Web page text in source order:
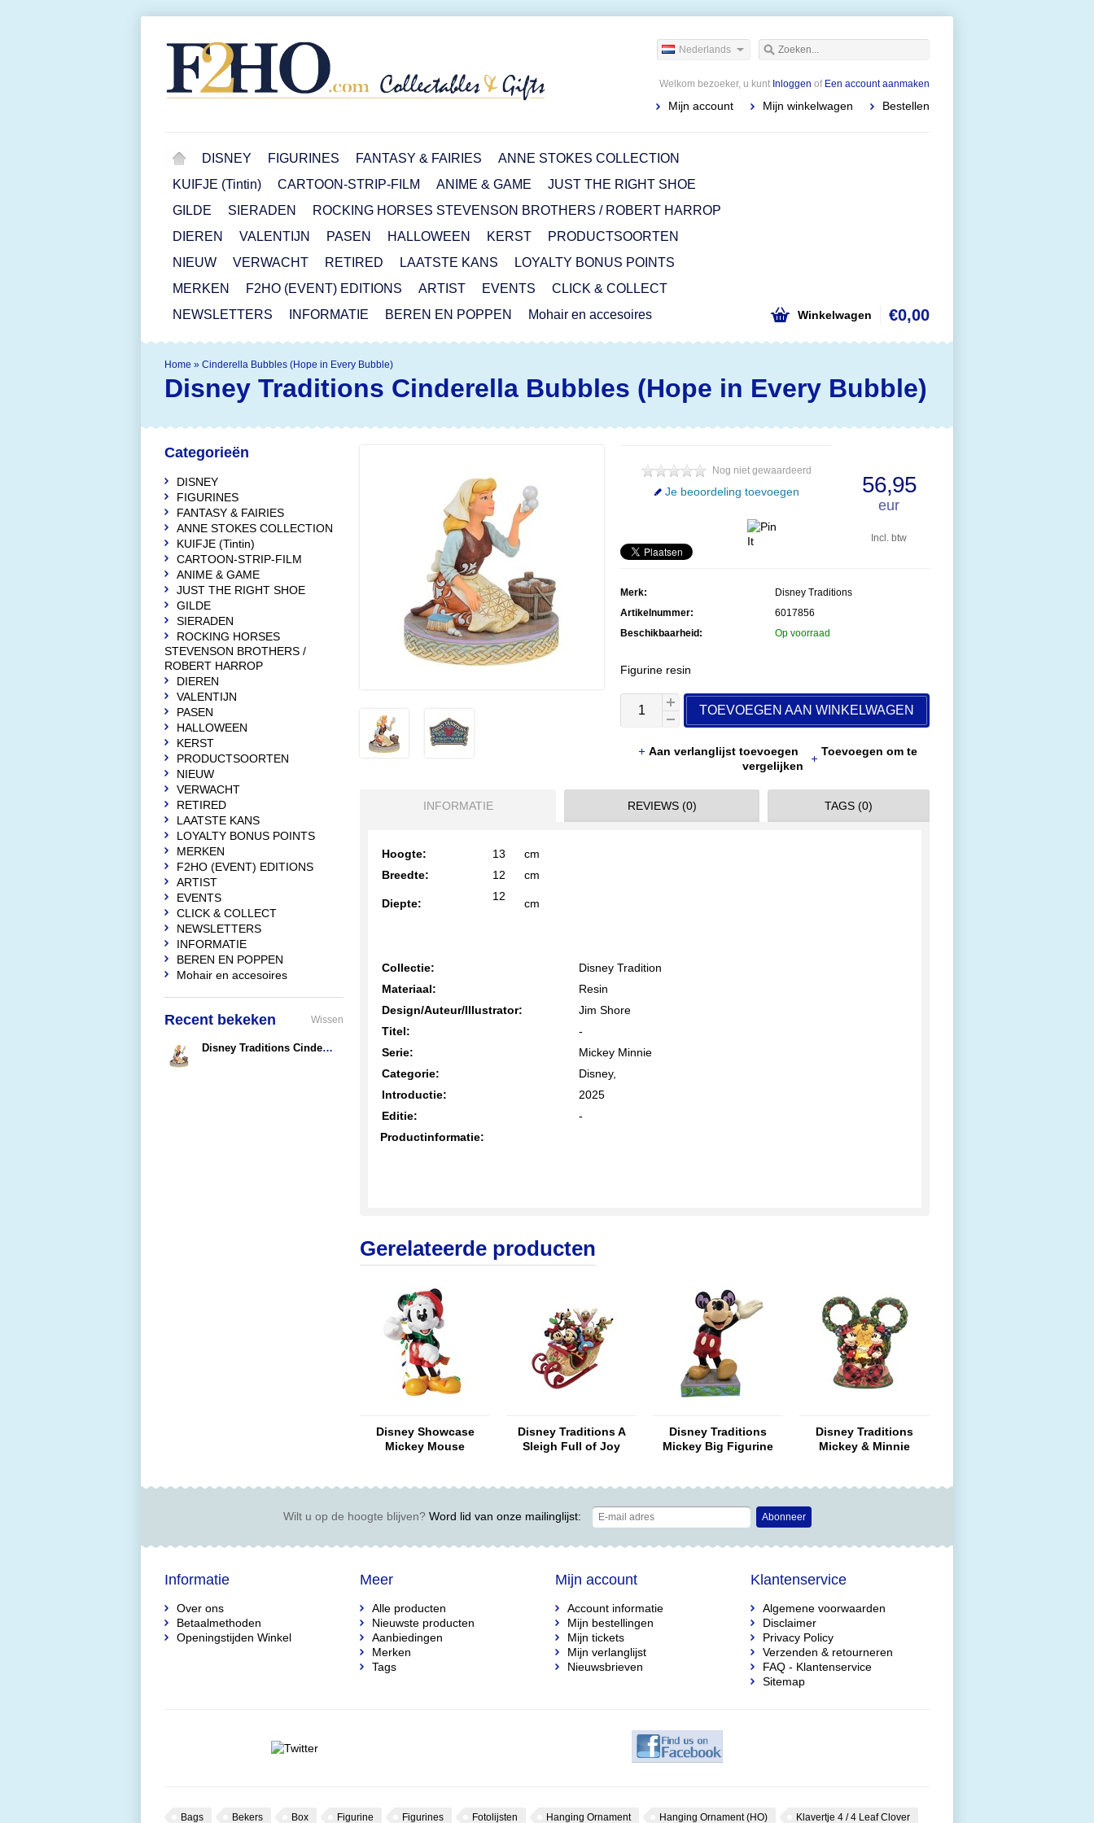
Nederlands
Welkom bezoeker, u kunt Inloggen of Een account aanmaken
Mijn account Mijn winkelwagen Bestellen
DISNEY FIGURINES FANTASY & FAIRIES
ANNE STOKES COLLECTION
KUIFJE (Tintin)
CARTOON-STRIP-FILM ANIME & GAME
JUST THE RIGHT SHOE
GILDE
SIERADEN
ROCKING HORSES STEVENSON BROTHERS / ROBERT HARROP
DIEREN
VALENTIJN PASEN HALLOWEEN KERST
PRODUCTSOORTEN
NIEUW
VERWACHT RETIRED LAATSTE KANS
LOYALTY BONUS POINTS
MERKEN
F2HO (EVENT) EDITIONS ARTIST EVENTS
CLICK & COLLECT
NEWSLETTERS
INFORMATIE BEREN EN POPPEN Mohair en accesoires Winkelwagen €0,00
Home » Cinderella Bubbles (Hope in Every Bubble)
Disney Traditions Cinderella Bubbles (Hope in Every Bubble)
56,95
eur
Incl. btw
Nog niet gewaardeerd
Je beoordeling toevoegen
Merk:
Disney Traditions
Artikelnummer:
6017856
Beschikbaarheid:
Op voorraad
Figurine resin
TOEVOEGEN AAN WINKELWAGEN
Aan verlanglijst toevoegen
Toevoegen om te
vergelijken
INFORMATIE REVIEWS (0) TAGS (0)
Hoogte: 13
cm
Breedte:
12 cm
Diepte:
12
cm
Collectie:
Disney Tradition
Materiaal:
Resin
Design/Auteur/Illustrator:
Jim Shore
Titel:
-
Serie:
Mickey Minnie
Categorie:
Disney,
Introductie:
2025
Editie:
-
Productinformatie:
Gerelateerde producten
Disney Showcase
Mickey Mouse
Disney Traditions A
Sleigh Full of Joy
Disney Traditions
Mickey Big Figurine
Disney Traditions
Mickey & Minnie
Categorieën
DISNEY
FIGURINES
FANTASY & FAIRIES
ANNE STOKES COLLECTION
KUIFJE (Tintin)
CARTOON-STRIP-FILM
ANIME & GAME
JUST THE RIGHT SHOE
GILDE
SIERADEN
ROCKING HORSES
STEVENSON BROTHERS /
ROBERT HARROP
DIEREN
VALENTIJN
PASEN
HALLOWEEN
KERST
PRODUCTSOORTEN
NIEUW
VERWACHT
RETIRED
LAATSTE KANS
LOYALTY BONUS POINTS
MERKEN
F2HO (EVENT) EDITIONS
ARTIST
EVENTS
CLICK & COLLECT
NEWSLETTERS
INFORMATIE
BEREN EN POPPEN
Mohair en accesoires
Recent bekeken Wissen
Disney Traditions Cinderella Bubbles (Hope in Every Bubble)
Wilt u op de hoogte blijven?Word lid van onze mailinglijst: Abonneer
Informatie
Over ons
Betaalmethoden
Openingstijden Winkel
Meer
Alle producten
Nieuwste producten
Aanbiedingen
Merken
Tags
Mijn account
Account informatie
Mijn bestellingen
Mijn tickets
Mijn verlanglijst
Nieuwsbrieven
Klantenservice
Algemene voorwaarden
Disclaimer
Privacy Policy
Verzenden & retourneren
FAQ - Klantenservice
Sitemap
Bags Bekers Box Figurine Figurines Fotolijsten Hanging Ornament Hanging Ornament (HO) Klavertje 4 / 4 Leaf Clover